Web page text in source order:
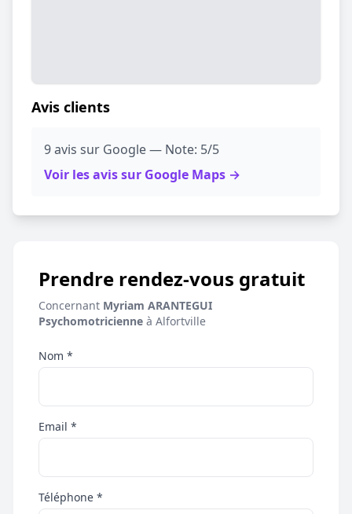
Avis clients
9 avis sur Google — Note: 5/5
Voir les avis sur Google Maps →
Prendre rendez-vous gratuit
Concernant Myriam ARANTEGUI
Psychomotricienne à Alfortville
Nom *
Email *
Téléphone *